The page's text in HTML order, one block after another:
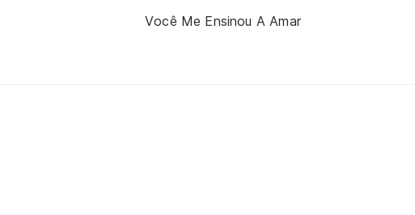
Você Me Ensinou A Amar